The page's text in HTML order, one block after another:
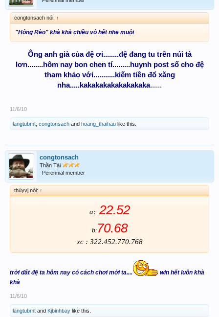
congtonsach nói: ↑
"Hông Rèo" khà khà chiều vô hết nhe muội
Ông anh già của đệ ơi........đệ đang tu trên núi tà
lơn........hôm nay bon chen tí.........huynh post số cho đệ
tham khảo với...........kiếm tiền đổ xăng
nha.....kakakakakakakakaka......
11/6/10
langtubmt congtonsach and hoang_thaihau like this.
congtonsach
Thần Tài
Perennial member
thúyvj nói: ↑
a: 22.52
b:70.68
xc : 322.452.770.768
trời dất đệ ta hôm nay có cách chơi mới ta....
win hết luôn khà
khà
11/6/10
langtubmt and Kjbinhbay like this.